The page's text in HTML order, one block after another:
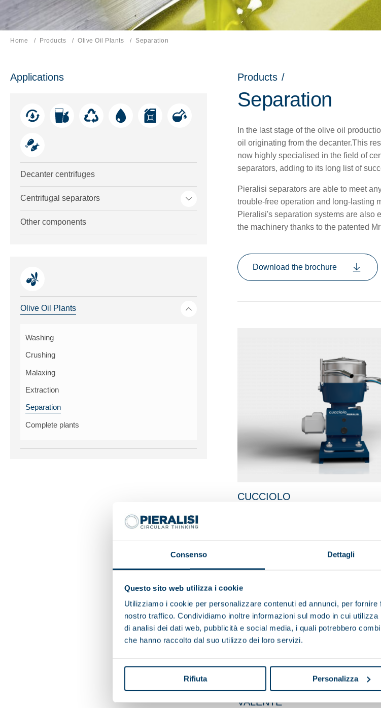
Consenso Dettagli
Questo sito web utilizza i cookie
Utilizziamo i cookie per personalizzare contenuti ed annunci, per
nostro traffico. Condividiamo inoltre informazioni sul modo in cui
di analisi dei dati web, pubblicità e social media, i quali potrebbero
che hanno raccolto dal suo utilizzo dei loro servizi.
Rifiuta Personalizza
Home Products Olive Oil Plants Current page:
Separation
Applications
Decanter centrifuges
Centrifugal separators
Other components
Olive Oil Plants
Washing
Crushing
Malaxing
Extraction
Separation
Complete plants
Products /
Separation
In the last stage of the olive oil
oil originating from the decanter.This
now highly specialised in the field of
separators, adding to its long list of
Pieralisi separators are able to meet
trouble-free operation and long-lasting
Pieralisi's separation systems are also
the machinery thanks to the patented
Download the brochure
CUCCIOLO
VALENTE